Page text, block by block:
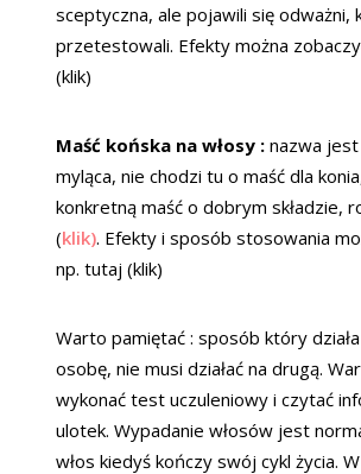
sceptyczna, ale pojawili się
przetestowali. Efekty można
(klik)
Maść końska na włosy : nazwa
myląca, nie chodzi tu o maść dla
konkretną maść o dobrym składzie,
(klik). Efekty i sposób stosowania
np. tutaj (klik)
Warto pamiętać : sposób który
osobę, nie musi działać na drugą.
wykonać test uczuleniowy i czytać
ulotek. Wypadanie włosów jest
włos kiedyś kończy swój cykl życia.